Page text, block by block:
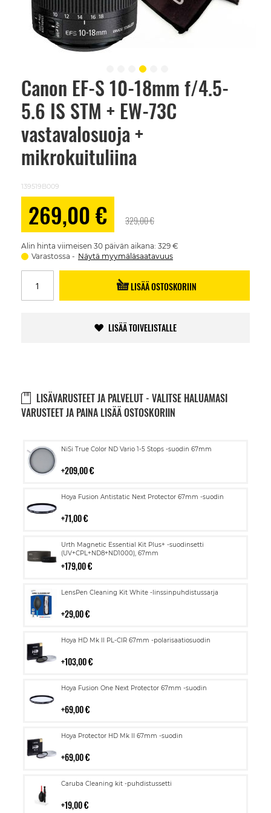
Canon EF-S 10-18mm f/4.5-
5.6 IS STM + EW-73C
vastavalosuoja +
mikrokuituliina
139519B009
269,00 € 329,00 €
Alin hinta viimeisen 30 päivän aikana: 329 €
Varastossa
Näytä myymäläsaatavuus
LISÄÄ OSTOSKORIIN
LISÄÄ TOIVELISTALLE
LISÄVARUSTEET JA PALVELUT - VALITSE HALUAMASI
VARUSTEET JA PAINA LISÄÄ OSTOSKORIIN
NiSi True Color ND Vario 1-5 Stops -suodin 67mm
209,00 €
Lisää
Hoya Fusion Antistatic Next Protector 67mm -suodin
71,00 €
Lisää
Urth Magnetic Essential Kit Plus+ -suodinsetti
(UV+CPL+ND8+ND1000), 67mm
179,00 €
Lisää
ostoskoriin
LensPen Cleaning Kit White -linssinpuhdistussarja
29,00 €
Lisää
Hoya HD Mk II PL-CIR 67mm -polarisaatiosuodin
103,00 €
Lisää
Hoya Fusion One Next Protector 67mm -suodin
69,00 €
Lisää
Hoya Protector HD Mk II 67mm -suodin
69,00 €
Lisää
Caruba Cleaning kit -puhdistussetti
19,00 €
Lisää
Skip
beginning
images
gallery